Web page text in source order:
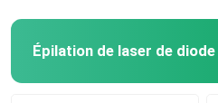
Épilation de laser de diode